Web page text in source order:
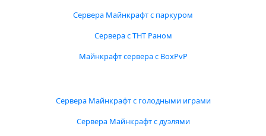
Сервера Майнкрафт с паркуром
Сервера с ТНТ Раном
Майнкрафт сервера с BoxPvP
Сервера Майнкрафт с голодными играми
Сервера Майнкрафт с дуэлями